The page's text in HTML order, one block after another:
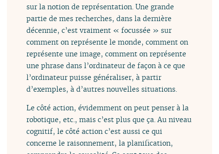
sur la notion de représentation. Une grande
partie de mes recherches, dans la dernière
décennie, c’est vraiment « focussée » sur
comment on représente le monde, comment on
représente une image, comment on représente
une phrase dans l’ordinateur de façon à ce que
l’ordinateur puisse généraliser, à partir
d’exemples, à d’autres nouvelles situations.
Le côté action, évidemment on peut penser à la
robotique, etc., mais c’est plus que ça. Au niveau
cognitif, le côté action c’est aussi ce qui
concerne le raisonnement, la planification,